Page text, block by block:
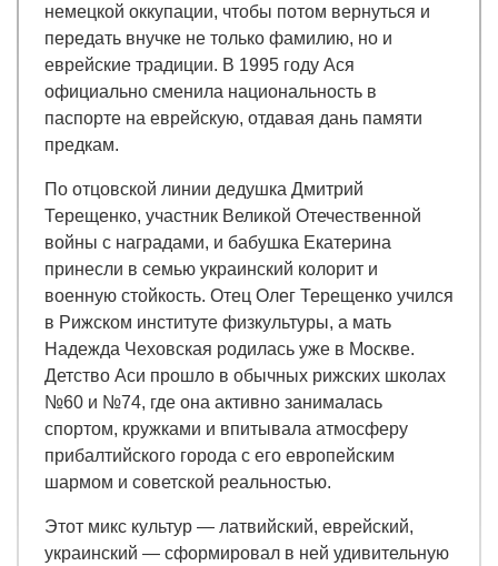
немецкой оккупации, чтобы потом вернуться и
передать внучке не только фамилию, но и
еврейские традиции. В 1995 году Ася
официально сменила национальность в
паспорте на еврейскую, отдавая дань памяти
предкам.
По отцовской линии дедушка Дмитрий
Терещенко, участник Великой Отечественной
войны с наградами, и бабушка Екатерина
принесли в семью украинский колорит и
военную стойкость. Отец Олег Терещенко учился
в Рижском институте физкультуры, а мать
Надежда Чеховская родилась уже в Москве.
Детство Аси прошло в обычных рижских школах
№60 и №74, где она активно занималась
спортом, кружками и впитывала атмосферу
прибалтийского города с его европейским
шармом и советской реальностью.
Этот микс культур — латвийский, еврейский,
украинский — сформировал в ней удивительную